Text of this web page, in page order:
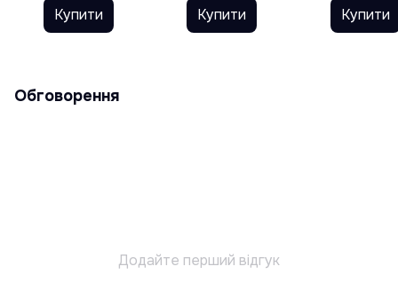
Купити Купити Купити
Обговорення
Додайте перший відгук